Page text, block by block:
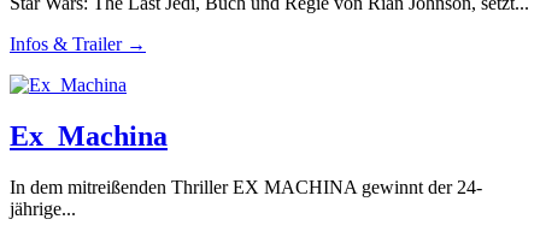
Infos & Trailer →
Ex_Machina
In dem mitreißenden Thriller EX MACHINA gewinnt der 24-
jährige...